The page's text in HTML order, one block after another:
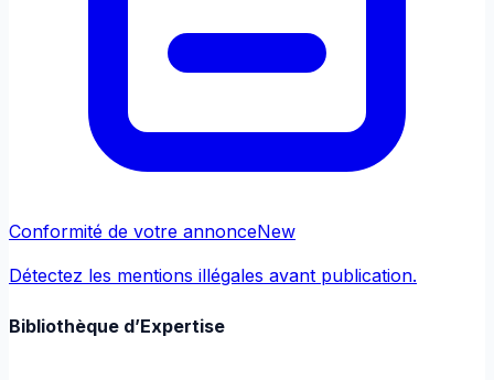
Conformité de votre annonceNew
Détectez les mentions illégales avant publication.
Bibliothèque d’Expertise